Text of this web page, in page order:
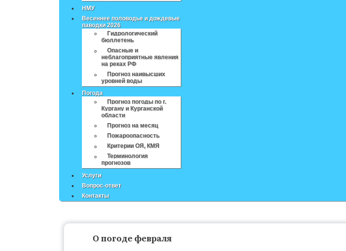
НМУ
Весеннее половодье и дождевые
паводки 2026
Гидрологический
бюллетень
Опасные и
неблагоприятные явления
на реках РФ
Прогноз наивысших
уровней воды
Погода
Прогноз погоды по г.
Кургану и Курганской
области
Прогноз на месяц
Пожароопасность
Критерии ОЯ, КМЯ
Терминология
прогнозов
Услуги
Вопрос-ответ
Контакты
О погоде февраля